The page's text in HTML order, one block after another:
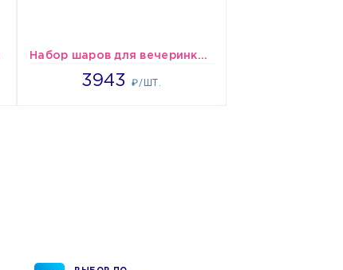
Набор шаров для вечеринки-5
3943₽/ШТ.
3943